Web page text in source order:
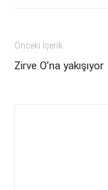
Önceki İçerik
Zirve O’na yakışıyor